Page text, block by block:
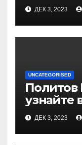
—
и
ДЕК 3, 2023
UNCATEGORISED
узнайте
ДЕК 3, 2023